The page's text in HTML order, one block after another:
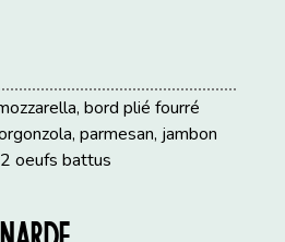
bord plié fourré
parmesan, jambon
oeufs battus